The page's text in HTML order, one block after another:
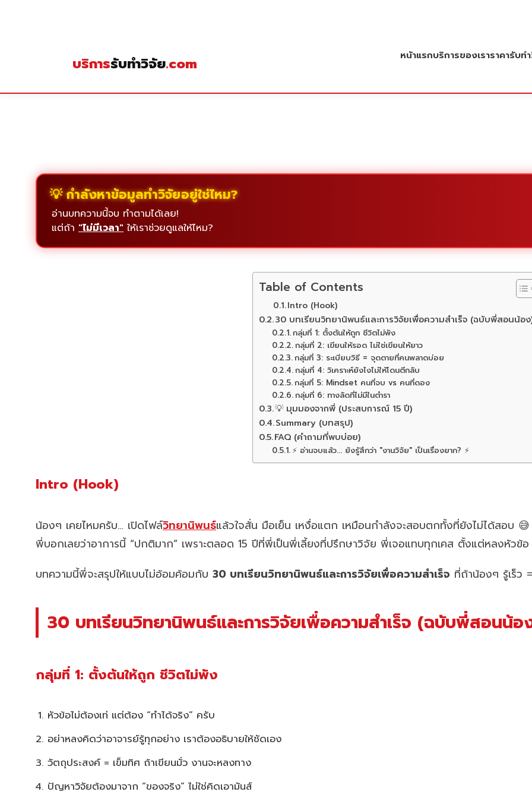
บริการรับทำวิจัย.com หน้าแรกบริการของเราราคารับท
💡 กำลังหาข้อมูลทำวิจัยอยู่ใช่ไหม?
อ่านบทความนี้จบ ทำตามได้เลย!
แต่ถ้า "ไม่มีเวลา" ให้เราช่วยดูแลให้ไหม?
Table of Contents
Intro (Hook)
30 บทเรียนวิทยานิพนธ์และการวิจัยเพื่อความสำเร็จ (ฉบับพี่สอนน้อ
กลุ่มที่ 1: ตั้งต้นให้ถูก ชีวิตไม่พัง
กลุ่มที่ 2: เขียนให้รอด ไม่ใช่เขียนให้ยาว
กลุ่มที่ 3: ระเบียบวิธี = จุดตายที่คนพลาดบ่อย
กลุ่มที่ 4: วิเคราะห์ยังไงไม่ให้โดนตีกลับ
กลุ่มที่ 5: Mindset คนที่จบ vs คนที่ดอง
กลุ่มที่ 6: ทางลัดที่ไม่มีในตำรา
💡 มุมมองจากพี่ (ประสบการณ์ 15 ปี)
Summary (บทสรุป)
FAQ (คำถามที่พบบ่อย)
⚡ อ่านจบแล้ว... ยังรู้สึกว่า "งานวิจัย" เป็นเรื่องยาก? ⚡
Intro (Hook)
น้องๆ เคยไหมครับ… เปิดไฟล์วิทยานิพนธ์แล้วใจสั่น มือเย็น เหงื่อแตก เหมือนกำลังจะสอบตกทั้งที่ยังไม่ได้สอบ 😅
พี่บอกเลยว่าอาการนี้ “ปกติมาก” เพราะตลอด 15 ปีที่พี่เป็นพี่เลี้ยงที่ปรึกษาวิจัย พี่เจอแทบทุกเคส ตั้งแต่หลงหัว
บทความนี้พี่จะสรุปให้แบบไม่อ้อมค้อมกับ 30 บทเรียนวิทยานิพนธ์และการวิจัยเพื่อความสำเร็จ ที่ถ้าน้องๆ รู้เร็ว
30 บทเรียนวิทยานิพนธ์และการวิจัยเพื่อความสำเร็จ (ฉบับพี่สอนน้อ
กลุ่มที่ 1: ตั้งต้นให้ถูก ชีวิตไม่พัง
หัวข้อไม่ต้องเท่ แต่ต้อง “ทำได้จริง” ครับ
อย่าหลงคิดว่าอาจารย์รู้ทุกอย่าง เราต้องอธิบายให้ชัดเอง
วัตถุประสงค์ = เข็มทิศ ถ้าเขียนมั่ว งานจะหลงทาง
ปัญหาวิจัยต้องมาจาก “ของจริง” ไม่ใช่คิดเอามันส์